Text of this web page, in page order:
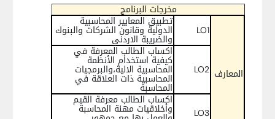
مخرجات البرنامج
المعارف
LO1
تطبيق المعايير المحاسبية
الدولية وقانون الشركات والبنوك
والضريبة الاردني
LO2
اكساب الطالب المعرفة في
كيفية استخدام الأنظمة
المحاسبية الالية،والبرمجيات
المحاسبية ذات العلاقة في
المحاسبة
LO3
اكساب الطالب معرفة القيم
وأخلاقيات مهنة المحاسبة